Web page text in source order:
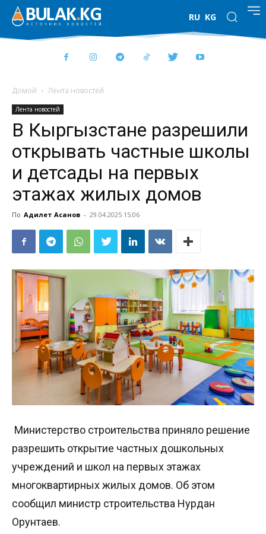
RU KG
Домой Лента новостей
Лента новостей
В Кыргызстане разрешили
открывать частные школы
и детсады на первых
этажах жилых домов
По Адилет Асанов - 29.04.2025 15:06
Министерство строительства приняло решение
разрешить открытие частных дошкольных
учреждений и школ на первых этажах
многоквартирных жилых домов. Об этом
сообщил министр строительства Нурдан
Орунтаев.